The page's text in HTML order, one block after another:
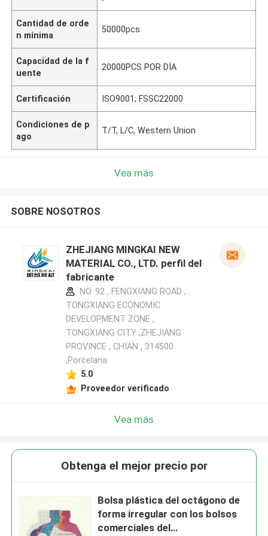
Cantidad de orde
n mínima
50000pcs
Capacidad de la f
uente
20000PCS POR DÍA
Certificación ISO9001; FSSC22000
Condiciones de p
ago
T/T, L/C, Western Union
Vea más
SOBRE NOSOTROS
ZHEJIANG MINGKAI NEW
MATERIAL CO., LTD. perfil del
fabricante
NO. 92 , FENGXIANG ROAD ,
TONGXIANG ECONOMIC
DEVELOPMENT ZONE ,
TONGXIANG CITY ,ZHEJIANG
PROVINCE , CHIAN , 314500
,Porcelana
5.0
Proveedor verificado
Vea más
Obtenga el mejor precio por
Bolsa plástica del octágono de
forma irregular con los bolsos
comerciales del